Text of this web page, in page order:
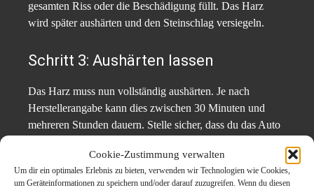
Cookie-Zustimmung verwalten
Um dir ein optimales Erlebnis zu bieten, verwenden wir Technologien wie Cookies,
um Geräteinformationen zu speichern und/oder darauf zuzugreifen. Wenn du diesen
gesamten Riss oder die Beschädigung füllt. Das Harz
wird später aushärten und den Steinschlag versiegeln.
Schritt 3: Aushärten lassen
Das Harz muss nun vollständig aushärten. Je nach
Herstellerangabe kann dies zwischen 30 Minuten und
mehreren Stunden dauern. Stelle sicher, dass du das Auto
keiner Feuchtigkeit oder extremen Temperaturen
ausgesetzt ist.